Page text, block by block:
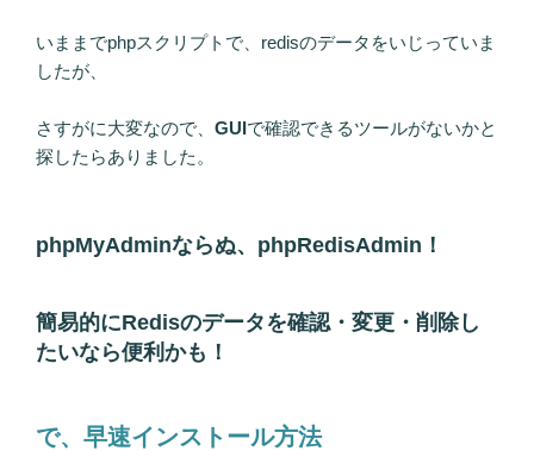
いままでphpスクリプトで、redisのデータをいじっていま
したが、
さすがに大変なので、 GUIで確認できるツールがないかと
探したらありました。
phpMyAdminならぬ、 phpRedisAdmin ！
簡易的にRedisのデータを確認・変更・削除し
たいなら便利かも！
で、早速インストール方法